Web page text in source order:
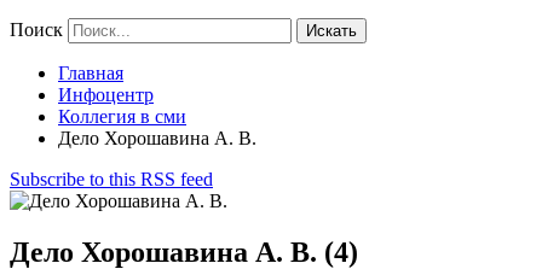
Поиск Искать
Главная
Инфоцентр
Коллегия в сми
Дело Хорошавина А. В.
Subscribe to this RSS feed
Дело Хорошавина А. В. (4)